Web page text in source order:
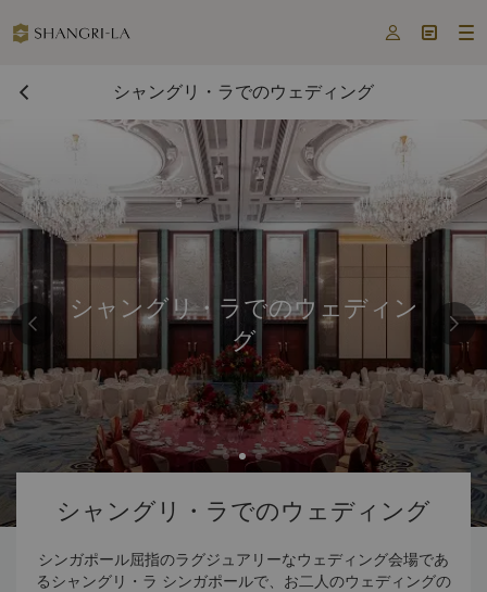
  
シャングリ・ラでのウェディング
シャングリ・ラでのウェディン
グ
シャングリ・ラでのウェディング
シンガポール屈指のラグジュアリーなウェディング会場であ
るシャングリ・ラ シンガポールで、お二人のウェディングの